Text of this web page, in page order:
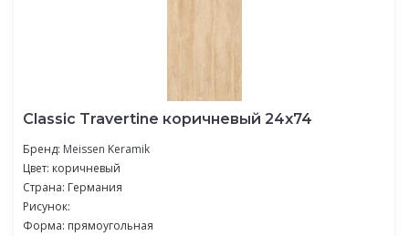
Classic Travertine коричневый 24x74
Бренд: Meissen Keramik
Цвет: коричневый
Страна: Германия
Рисунок:
Форма: прямоугольная